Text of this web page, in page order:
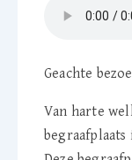
Geachte
Van harte